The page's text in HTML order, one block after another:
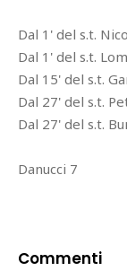
Dal 1' del s.t.
Dal 1' del s.t.
Dal 15' del s.t.
Dal 27' del s.t.
Dal 27' del s.t.
Danucci 7
Commenti